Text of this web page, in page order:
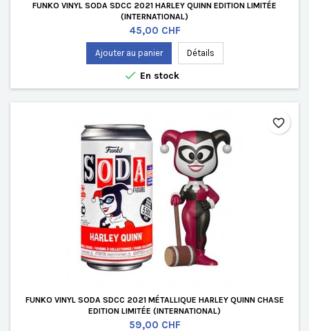
FUNKO VINYL SODA SDCC 2021 HARLEY QUINN EDITION LIMITÉE
(INTERNATIONAL)
Prix
45,00 CHF
Ajouter au panier Détails
 En stock
FUNKO VINYL SODA SDCC 2021 MÉTALLIQUE HARLEY QUINN CHASE
EDITION LIMITÉE (INTERNATIONAL)
Prix
59,00 CHF
favorite_border